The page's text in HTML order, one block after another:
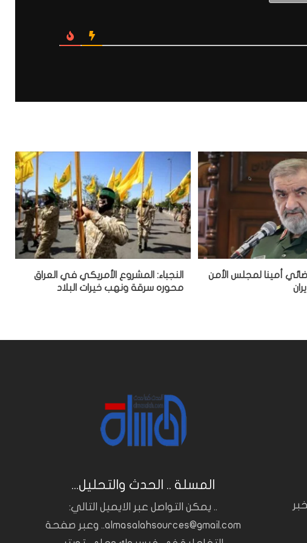
أمينا لمجلس الأمن
النجباء: المشروع الأمريكي في العراق
محوره سرقة ونهب خيرات البلاد
المسلة .. الحدث والتحليل...
.. يمكن التواصل عبر الايميل التالي:
almasalahsources@gmail.com.. وعبر صفحة